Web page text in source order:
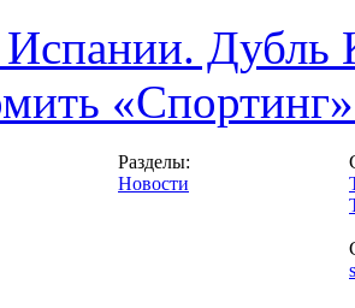
Дубль
Разделы:
Новости